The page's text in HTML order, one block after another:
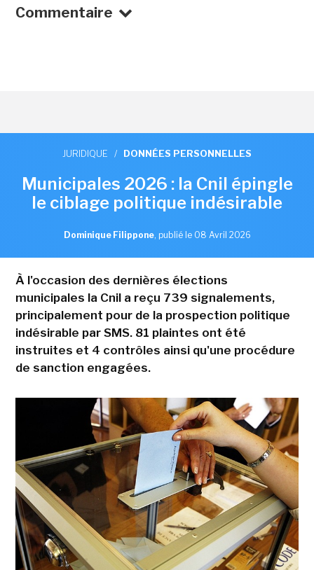
Commentaire
JURIDIQUE / DONNÉES PERSONNELLES
Municipales 2026 : la Cnil épingle
le ciblage politique indésirable
Dominique Filippone, publié le 08 Avril 2026
À l'occasion des dernières élections
municipales la Cnil a reçu 739 signalements,
principalement pour de la prospection politique
indésirable par SMS. 81 plaintes ont été
instruites et 4 contrôles ainsi qu'une procédure
de sanction engagées.